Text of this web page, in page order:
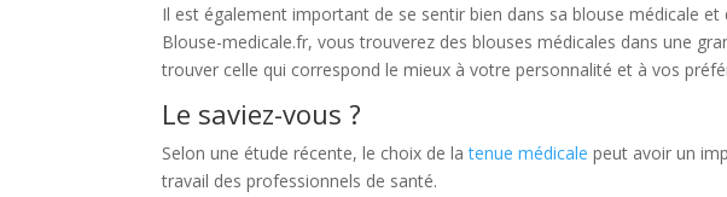
Il est également important de se sentir bien dans sa blouse médicale
Blouse-medicale.fr, vous trouverez des blouses médicales dans une
trouver celle qui correspond le mieux à votre personnalité et à vos
Le saviez-vous ?
Selon une étude récente, le choix de latenue médicale peut avoir un
travail des professionnels de santé.